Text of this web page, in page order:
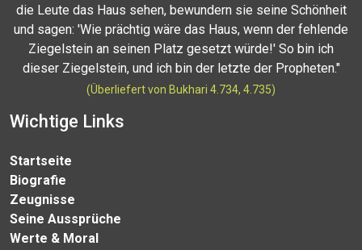
die Leute das Haus sehen, bewundern sie seine Schönheit
und sagen: 'Wie prächtig wäre das Haus, wenn der fehlende
Ziegelstein an seinen Platz gesetzt würde!' So bin ich
dieser Ziegelstein, und ich bin der letzte der Propheten."
(Überliefert von Bukhari 4.734, 4.735)
Wichtige Links
Startseite
Biografie
Zeugnisse
Seine Aussprüche
Werte & Moral